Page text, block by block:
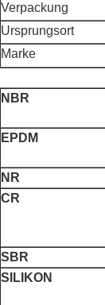
Verpackung
Ursprungsort
Marke
NBR
EPDM
NR
CR
SBR
SILIKON